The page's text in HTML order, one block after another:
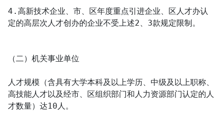
4.高新技术企业、市、区年度重点引进企业、区人才办认
定的高层次人才创办的企业不受上述2、3款规定限制。
（二）机关事业单位
人才规模（含具有大学本科及以上学历、中级及以上职称、
高技能人才以及经市、区组织部门和人力资源部门认定的人
才数量）达10人。